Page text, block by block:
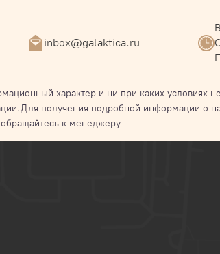
inbox@galaktica.ru
характер и ни при каких условиях
получения подробной информации о
к менеджеру